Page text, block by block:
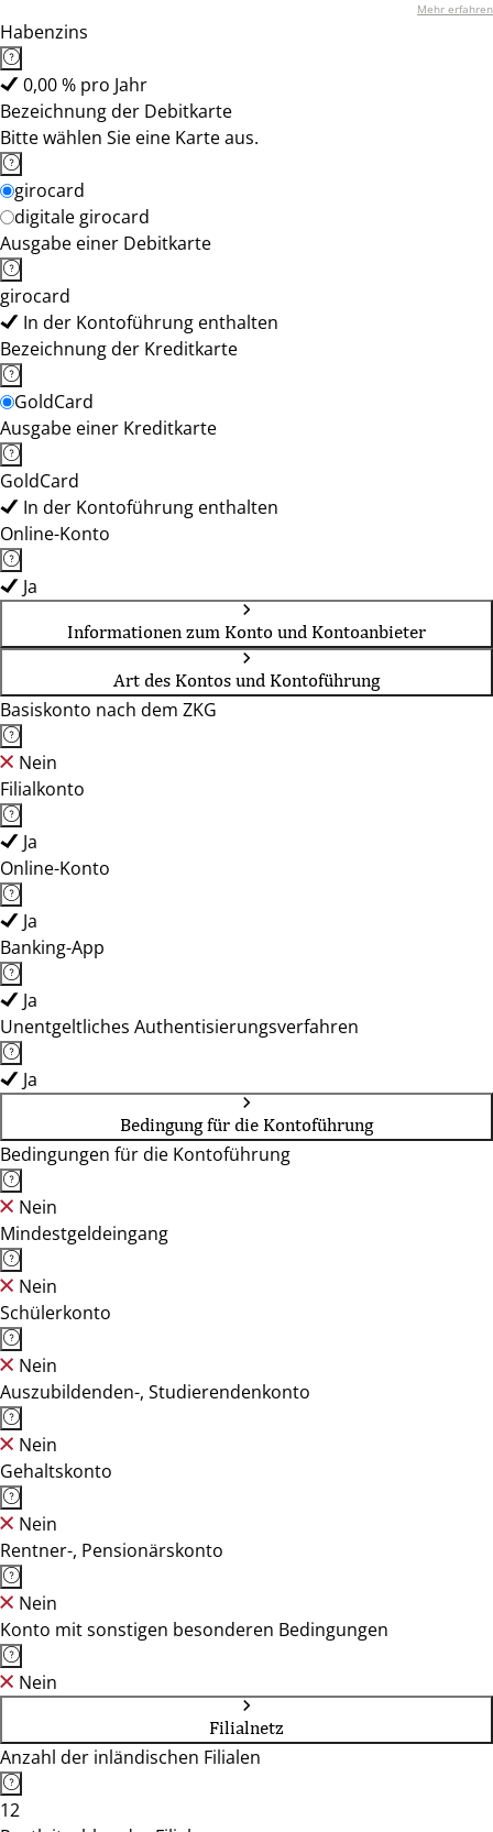
Mehr erfahren
Habenzins
0,00 % pro Jahr
Bezeichnung der Debitkarte
Bitte wählen Sie eine Karte aus.
girocard
digitale girocard
Ausgabe einer Debitkarte
girocard
In der Kontoführung enthalten
Bezeichnung der Kreditkarte
GoldCard
Ausgabe einer Kreditkarte
GoldCard
In der Kontoführung enthalten
Online-Konto
Ja
Informationen zum Konto und Kontoanbieter
Art des Kontos und Kontoführung
Basiskonto nach dem ZKG
Nein
Filialkonto
Ja
Online-Konto
Ja
Banking-App
Ja
Unentgeltliches Authentisierungsverfahren
Ja
Bedingung für die Kontoführung
Bedingungen für die Kontoführung
Nein
Mindestgeldeingang
Nein
Schülerkonto
Nein
Auszubildenden-, Studierendenkonto
Nein
Gehaltskonto
Nein
Rentner-, Pensionärskonto
Nein
Konto mit sonstigen besonderen Bedingungen
Nein
Filialnetz
Anzahl der inländischen Filialen
12